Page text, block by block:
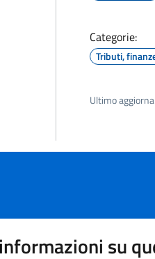
Categorie:
Tributi,
Ultimo
su